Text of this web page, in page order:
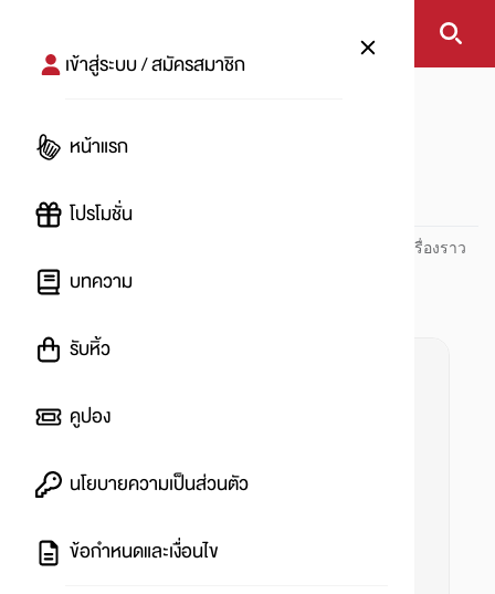
เข้าสู่ระบบ / สมัครสมาชิก
หน้าแรก
โปรโมชั่น
บทความ
รับหิ้ว
คูปอง
นโยบายความเป็นส่วนตัว
ข้อกำหนดและเงื่อนไข
#
ปันโปร PUNPRO ที่ 1 ด้านโปรโมชัน อัปเดตและติดตามทุกเรื่องราว
โปรโมชัน